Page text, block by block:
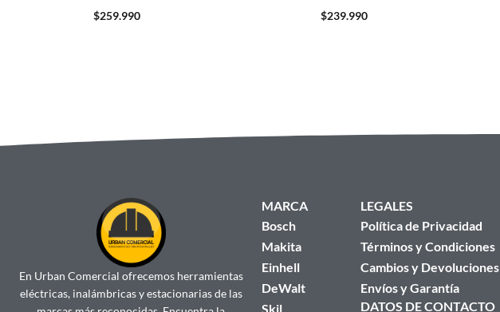
$259.990 $239.990
En Urban Comercial ofrecemos herramientas
eléctricas, inalámbricas y estacionarias de las
MARCA
Bosch
Makita
Einhell
DeWalt
Skil
LEGALES
Política de Privacidad
Términos y Condiciones
Cambios y Devoluciones
Envíos y Garantía
DATOS DE CONTACTO